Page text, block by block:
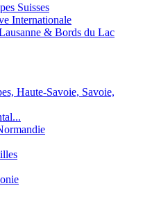
Suisses
Internationale
& Bords du Lac
Haute-Savoie, Savoie,